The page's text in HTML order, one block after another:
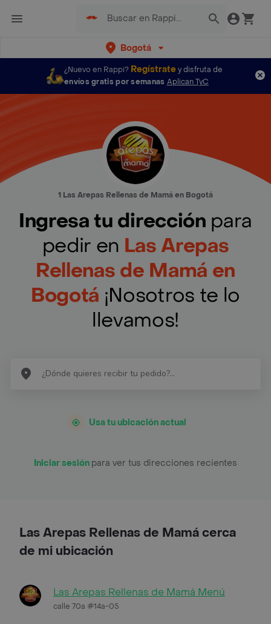
Bogotá
¿Nuevo en Rappi? Regístratey disfruta de
envíos gratis por semanas Aplican TyC
1 Las Arepas Rellenas de Mamá en Bogotá
Ingresa tu dirección para
pedir en Las Arepas
Rellenas de Mamá en
Bogotá ¡Nosotros te lo
llevamos!
Usa tu ubicación actual
Iniciar sesión para ver tus direcciones recientes
Las Arepas Rellenas de Mamá cerca
de mi ubicación
Las Arepas Rellenas de Mamá Menú
calle 70a #14a-05